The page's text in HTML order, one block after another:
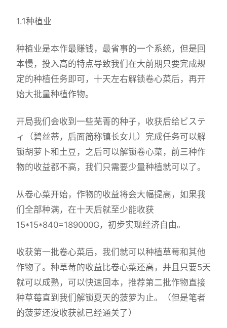
1.1种植业
种植业是本作最赚钱，最省事的一个系统，但是回
本慢，投入高的特点导致我们在大前期只要完成规
定的种植任务即可，十天左右解锁卷心菜后，再开
始大批量种植作物。
开局我们会收到一些芜菁的种子，收获后给ビステ
ィ（碧丝蒂，后面简称镇长女儿）完成任务可以解
锁胡萝卜和土豆，之后可以解锁卷心菜，前三种作
物的收益都不高，我们只需要少量种植就可以了。
从卷心菜开始，作物的收益将会大幅提高，如果我
们全部种满，在十天后就至少能收获
15*15*840=189000G，初步实现经济自由。
收获第一批卷心菜后，我们就可以种植草莓和其他
作物了。种草莓的收益比卷心菜还高，并且只要5天
就可以成熟，可以快速回本，推荐第二批作物直接
种草莓直到我们解锁夏天的菠萝为止。（但是笔者
的菠萝还没收获就已经通关了）